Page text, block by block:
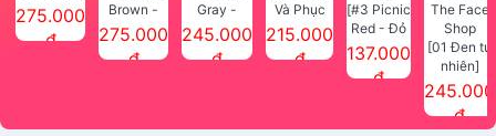
SMART
PEELING
275.000
đ
Brown -
Nâu Sáng]
Phấn che
275.000
đ
Gray -
Khói] Bột
kẻ chân
245.000
đ
Và Phục
Hồi Tóc
Essential
215.000
đ
[#3 Picnic
Red - Đỏ
cam] Son
137.000
đ
[01 Đen tự
nhiên]
Mascara
che phủ
245.000
đ